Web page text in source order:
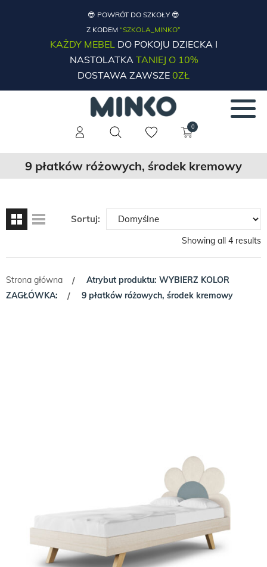
😎 POWRÓT DO SZKOŁY 😎
Z KODEM “SZKOLA_MINKO”
KAŻDY MEBELDO POKOJU DZIECKA I
NASTOLATKATANIEJ O 10%
DOSTAWA ZAWSZE 0ZŁ
0
9 płatków różowych, środek kremowy
Sortuj:
Showing all 4 results
Strona główna /
Atrybut produktu: WYBIERZ KOLOR
ZAGŁÓWKA:
/ 9 płatków różowych, środek kremowy